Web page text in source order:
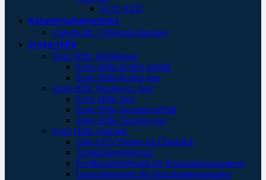
ECO-AED
Katastrophenschutz
Unterkunft / Objektausstattung
Erste-Hilfe
Erste Hilfe Behältnisse
Erste Hilfe-Koffer gefüllt
Erste Hilfe-Koffer leer
Erste Hilfe Taschen u. Sets
Erste Hilfe-Sets
Erste Hilfe-Taschen gefüllt
Erste Hilfe-Taschen leer
Erste Hilfe-Training
Alle AED Trainer im Überblick
Ausbildungsmaterial
Feedbackelektronik für Reanimationspuppen
Gesichtsmasken für Reanimationspuppen